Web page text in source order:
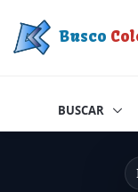
Busco
BUSCAR